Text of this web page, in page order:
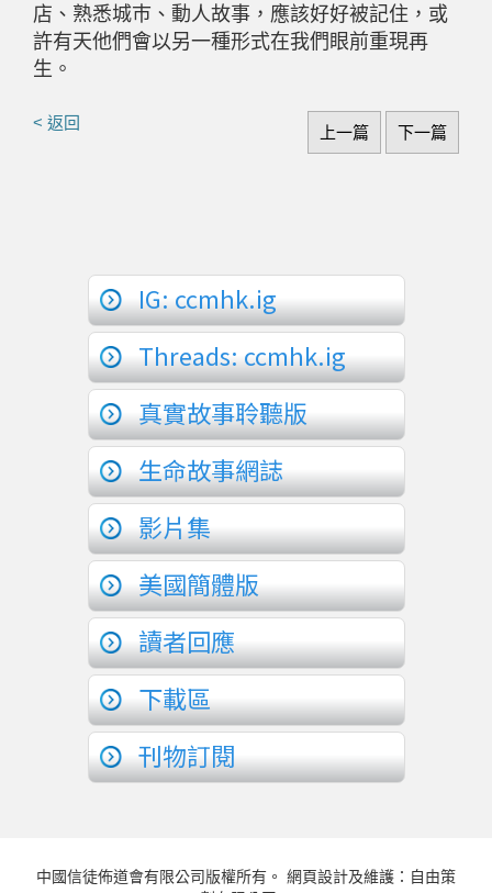
店、熟悉城巿、動人故事，應該好好被記住，或
許有天他們會以另一種形式在我們眼前重現再
生。
< 返回
上一篇 下一篇
IG: ccmhk.ig
Threads: ccmhk.ig
真實故事聆聽版
生命故事網誌
影片集
美國簡體版
讀者回應
下載區
刊物訂閱
中國信徒佈道會有限公司版權所有。 網頁設計及維護：自由策